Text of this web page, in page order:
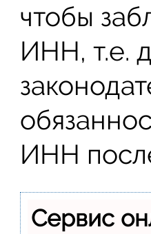
чтобы
ИНН, т.е.
ИНН
Сервис